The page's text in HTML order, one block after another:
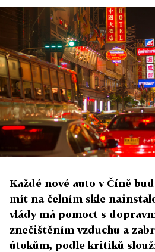
Každé nové auto v Číně
mít na čelním skle
vlády má pomoct s
znečištěním vzduchu a
útokům, podle kritiků